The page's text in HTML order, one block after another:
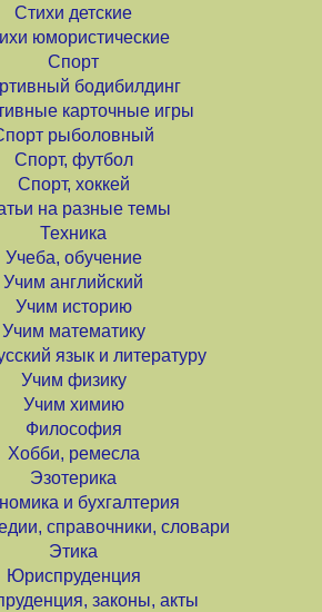
Стихи детские
юмористические
Спорт
бодибилдинг
карточные игры
рыболовный
Спорт, футбол
Спорт, хоккей
на разные темы
Техника
Учеба, обучение
Учим английский
Учим историю
Учим математику
язык и литературу
Учим физику
Учим химию
Философия
Хобби, ремесла
Эзотерика
и бухгалтерия
справочники, словари
Этика
Юриспруденция
законы, акты